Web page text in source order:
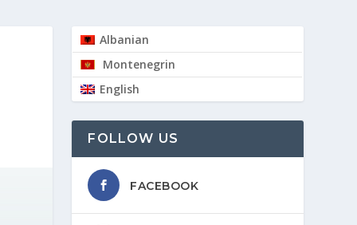
Albanian
Montenegrin
English
FOLLOW US
FACEBOOK